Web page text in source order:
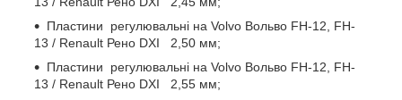
Пластини регулювальні на Volvo Вольво FH-12, FH-
13 / Renault Рено DXI 2,50 мм;
Пластини регулювальні на Volvo Вольво FH-12, FH-
13 / Renault Рено DXI 2,55 мм;